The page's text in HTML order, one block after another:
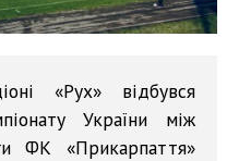
«Рух» відбувся
України між
ФК «Прикарпаття»